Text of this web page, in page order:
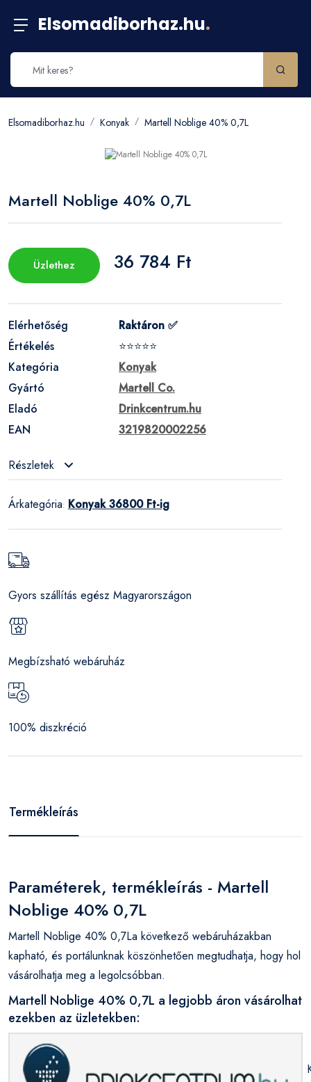
Elsomadiborhaz.hu.
Elsomadiborhaz.hu Konyak Martell Noblige 40% 0,7L
Martell Noblige 40% 0,7L
Üzlethez 36 784 Ft
Elérhetőség
Raktáron ✅
Értékelés
⭐⭐⭐⭐⭐
Kategória
Konyak
Gyártó
Martell Co.
Eladó
Drinkcentrum.hu
EAN
3219820002256
Részletek
Árkategória: Konyak 36800 Ft-ig
Gyors szállítás egész Magyarországon
Megbízsható webáruház
100% diszkréció
Termékleírás
Paraméterek, termékleírás - Martell
Noblige 40% 0,7L
Martell Noblige 40% 0,7La következő webáruházakban
kapható, és portálunknak köszönhetően megtudhatja, hogy hol
vásárolhatja meg a legolcsóbban.
Martell Noblige 40% 0,7L a legjobb áron vásárolhat
ezekben az üzletekben: